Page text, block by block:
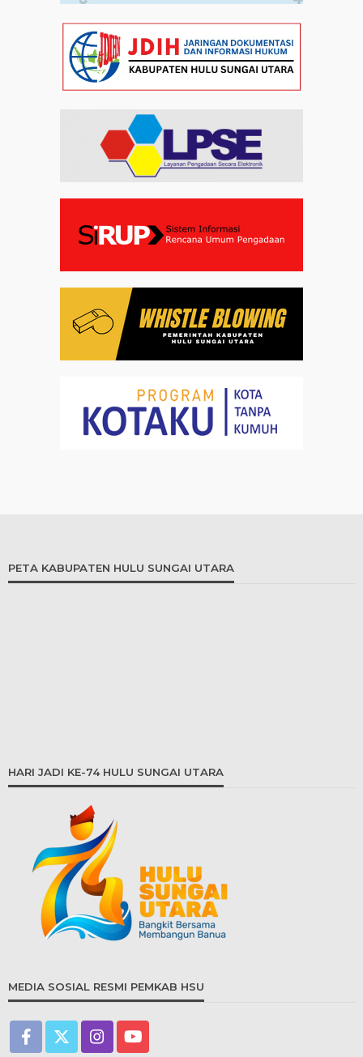
PETA KABUPATEN HULU SUNGAI UTARA
HARI JADI KE-74 HULU SUNGAI UTARA
MEDIA SOSIAL RESMI PEMKAB HSU